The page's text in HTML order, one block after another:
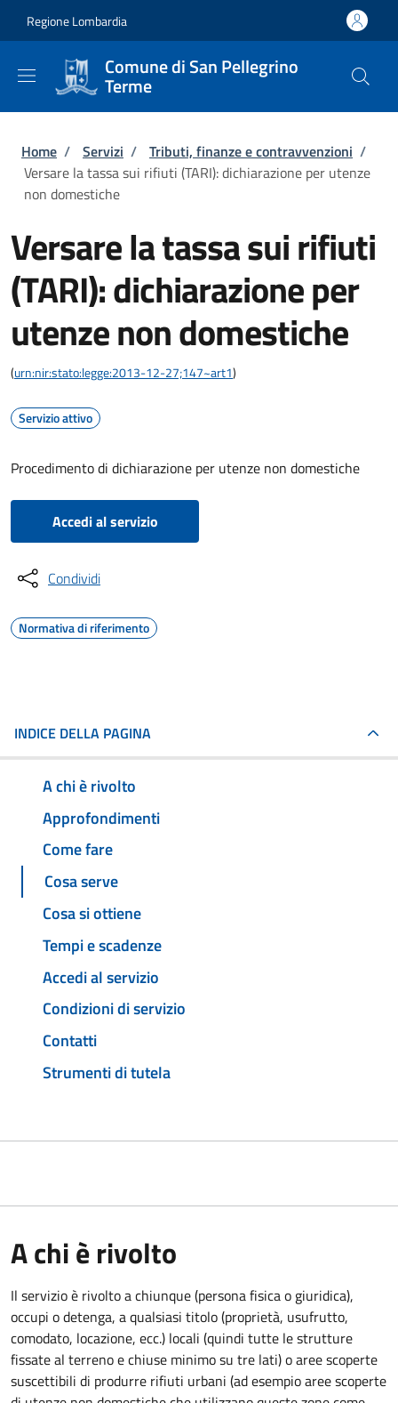
Regione Lombardia
Comune di San Pellegrino
Terme
Briciole di pane
Home / Servizi / Tributi, finanze e contravvenzioni /
Versare la tassa sui rifiuti (TARI): dichiarazione per utenze
non domestiche
Versare la tassa sui rifiuti
(TARI): dichiarazione per
utenze non domestiche
(urn:nir:stato:legge:2013-12-27;147~art1)
Servizio attivo
Procedimento di dichiarazione per utenze non domestiche
Accedi al servizio
Condividi
Normativa di riferimento
INDICE DELLA PAGINA
A chi è rivolto
Approfondimenti
Come fare
Cosa serve
Cosa si ottiene
Tempi e scadenze
Accedi al servizio
Condizioni di servizio
Contatti
Strumenti di tutela
A chi è rivolto
Il servizio è rivolto a chiunque (persona fisica o giuridica),
occupi o detenga, a qualsiasi titolo (proprietà, usufrutto,
comodato, locazione, ecc.) locali (quindi tutte le strutture
fissate al terreno e chiuse minimo su tre lati) o aree scoperte
suscettibili di produrre rifiuti urbani (ad esempio aree scoperte